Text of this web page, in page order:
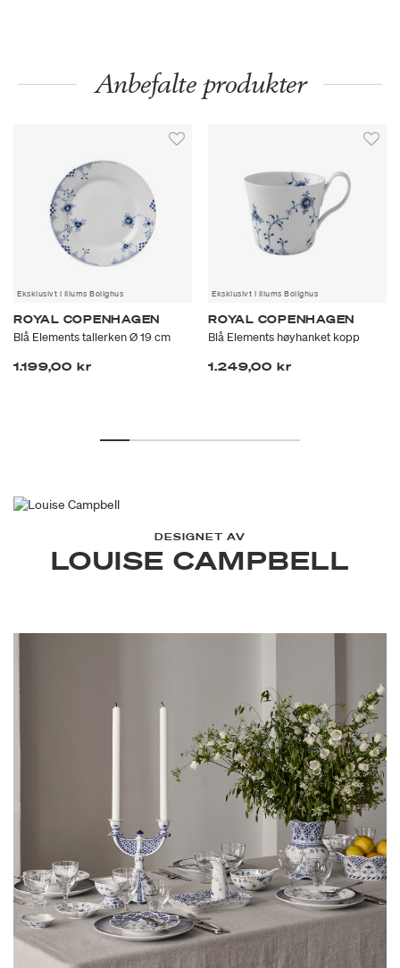
Anbefalte produkter
Eksklusivt i Illums Bolighus
ROYAL COPENHAGEN
Blå Elements tallerken Ø 19 cm
1.199,00 kr
Eksklusivt i Illums Bolighus
ROYAL COPENHAGEN
Blå Elements høyhanket kopp
1.249,00 kr
DESIGNET AV
LOUISE CAMPBELL